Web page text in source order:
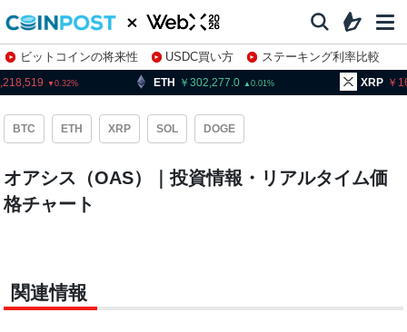
ビットコインの将来性 USDC買い方
ステーキング利率比較
株特集・関連銘柄
0.32 ETH 302,277.0 0.01 XRP
BTC ETH XRP SOL DOGE
オアシス（OAS）｜投資情報・リアルタイム価
格チャート
関連情報